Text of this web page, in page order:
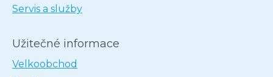
Servis a služby
Užitečné informace
Velkoobchod